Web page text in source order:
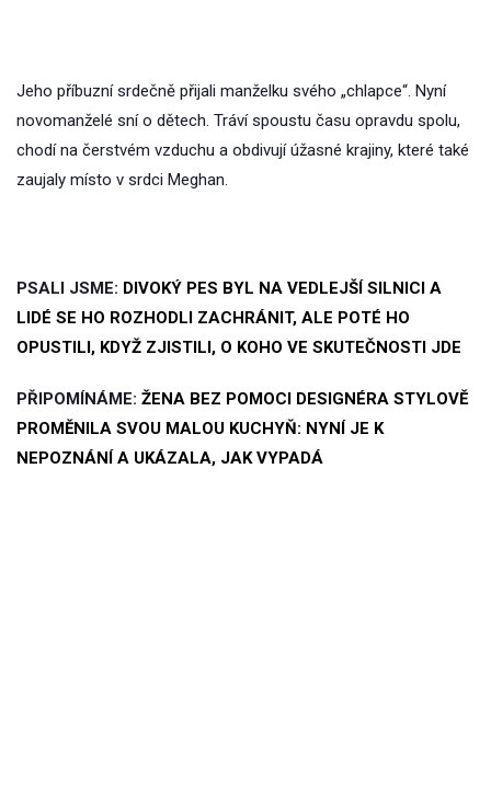
Jeho příbuzní srdečně přijali manželku svého „chlapce“. Nyní
novomanželé sní o dětech. Tráví spoustu času opravdu spolu,
chodí na čerstvém vzduchu a obdivují úžasné krajiny, které také
zaujaly místo v srdci Meghan.
PSALI JSME: DIVOKÝ PES BYL NA VEDLEJŠÍ SILNICI A
LIDÉ SE HO ROZHODLI ZACHRÁNIT, ALE POTÉ HO
OPUSTILI, KDYŽ ZJISTILI, O KOHO VE SKUTEČNOSTI JDE
PŘIPOMÍNÁME: ŽENA BEZ POMOCI DESIGNÉRA STYLOVĚ
PROMĚNILA SVOU MALOU KUCHYŇ: NYNÍ JE K
NEPOZNÁNÍ A UKÁZALA, JAK VYPADÁ